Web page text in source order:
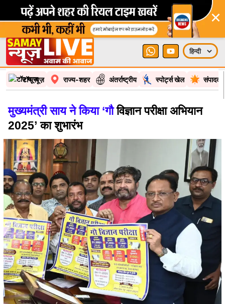
×
टॉप न्यूज़ राज्य-शहर अंतर्राष्ट्रीय स्पोर्ट्स खेल
मुख्यमंत्री साय ने किया ‘गौविज्ञान परीक्षा अभियान
2025’ का शुभारंभ